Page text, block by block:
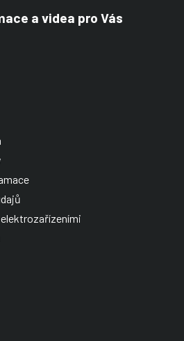
a videa pro Vás